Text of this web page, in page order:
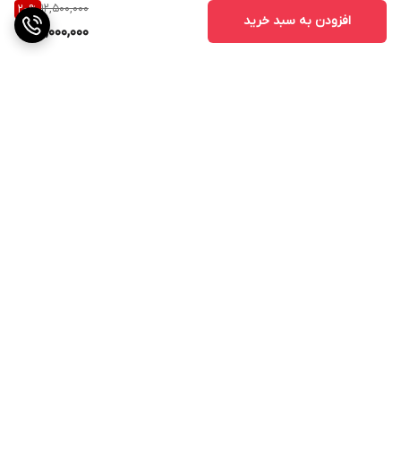
12,500,000
20%
10,000,000
افزودن به سبد خرید